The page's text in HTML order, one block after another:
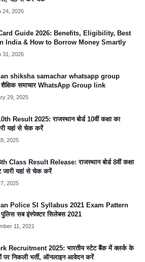
24, 2026
Guide 2026: Benefits, Eligibility, Best
India & How to Borrow Money Smartly
31, 2026
shiksha samachar whatsapp group
शैक्षिक समाचार WhatsApp Group link
29, 2025
Result 2025: राजस्थान बोर्ड 10वीं कक्षा का
यहां से चेक करें
2025
Class Result Release: राजस्थान बोर्ड 8वीं कक्षा
जारी यहां से चेक करें
2025
Police SI Syllabus 2021 Exam Pattern
पुलिस सब इंस्पेक्टर सिलेबस 2021
11, 2021
Recruitment 2025: भारतीय स्टेट बैंक में क्लर्क के
पर निकली भर्ती, ऑनलाइन आवेदन करें